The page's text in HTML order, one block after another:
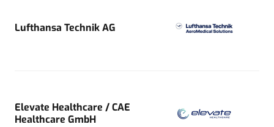
Lufthansa Technik AG
Elevate Healthcare / CAE
Healthcare GmbH